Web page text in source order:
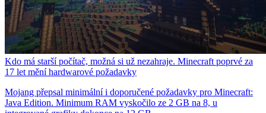
Kdo má starší počítač, možná si už nezahraje. Minecraft poprvé za
17 let mění hardwarové požadavky
Mojang přepsal minimální i doporučené požadavky pro Minecraft:
Java Edition. Minimum RAM vyskočilo ze 2 GB na 8, u